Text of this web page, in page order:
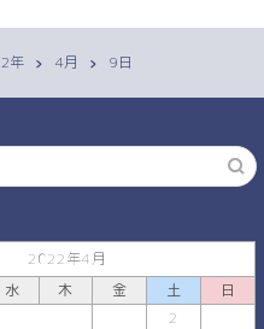
年 4月 9日
2022年4月
水 木 金 土
日
2